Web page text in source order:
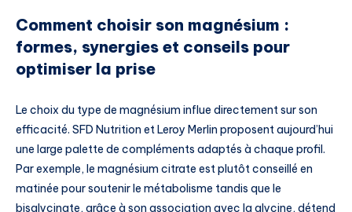
Comment choisir son magnésium :
formes, synergies et conseils pour
optimiser la prise
Le choix du type de magnésium influe directement sur son
efficacité. SFD Nutrition et Leroy Merlin proposent aujourd’hui
une large palette de compléments adaptés à chaque profil.
Par exemple, le magnésium citrate est plutôt conseillé en
matinée pour soutenir le métabolisme tandis que le
bisglycinate, grâce à son association avec la glycine, détend